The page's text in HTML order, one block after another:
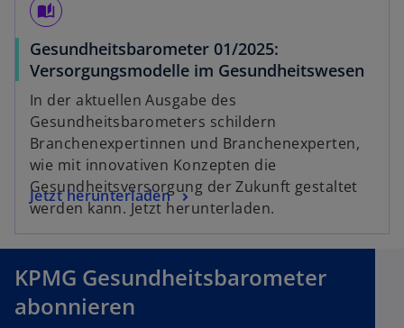
t
auto_stories
Gesundheitsbarometer 01/2025:
Versorgungsmodelle im Gesundheitswesen
In der aktuellen Ausgabe des
Gesundheitsbarometers schildern
Branchenexpertinnen und Branchenexperten,
wie mit innovativen Konzepten die
Gesundheitsversorgung der Zukunft gestaltet
werden kann. Jetzt herunterladen.
Jetzt herunterladen
KPMG Gesundheitsbarometer
abonnieren
ir
d
i
n
e
i
n
e
n
u
e